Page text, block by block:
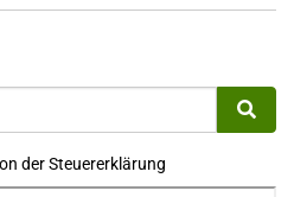
der Steuererklärung